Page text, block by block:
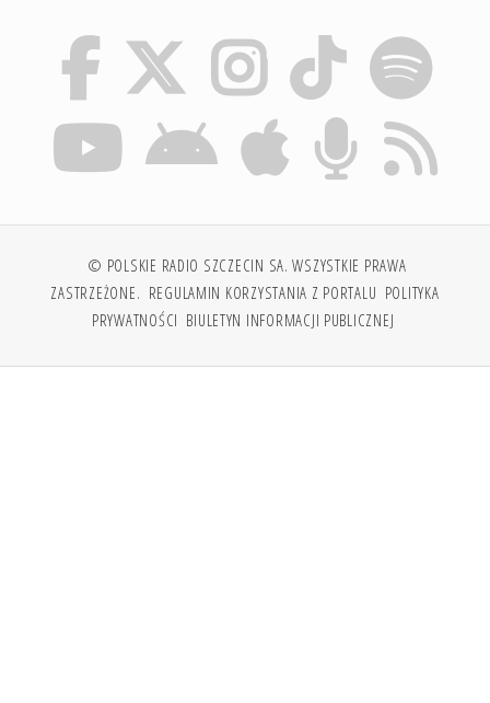
© POLSKIE RADIO SZCZECIN SA. WSZYSTKIE PRAWA
ZASTRZEŻONE. REGULAMIN KORZYSTANIA Z PORTALU POLITYKA
PRYWATNOŚCI BIULETYN INFORMACJI PUBLICZNEJ